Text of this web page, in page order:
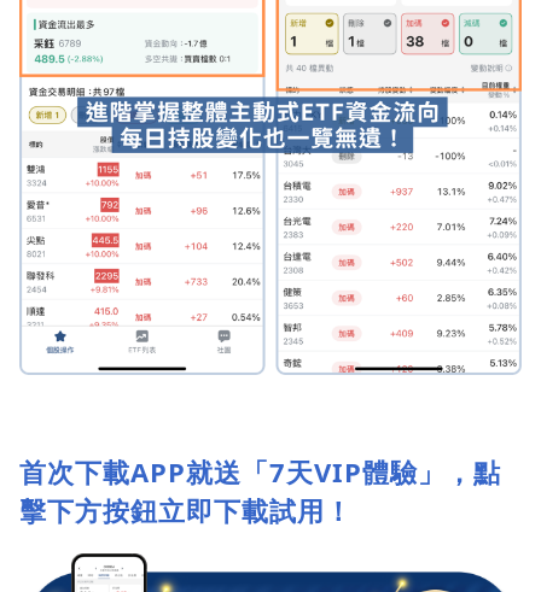
首次下載APP就送「7天VIP體驗」，點
擊下方按鈕立即下載試用！